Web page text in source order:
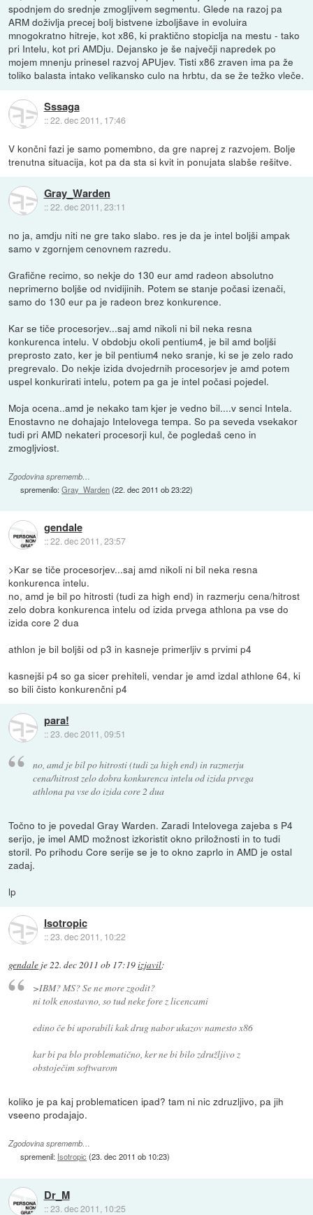
spodnjem do srednje zmogljivem segmentu. Glede na razoj pa
ARM doživlja precej bolj bistvene izboljšave in evoluira
mnogokratno hitreje, kot x86, ki praktično stopiclja na mestu - tako
pri Intelu, kot pri AMDju. Dejansko je še največji napredek po
mojem mnenju prinesel razvoj APUjev. Tisti x86 zraven ima pa že
toliko balasta intako velikansko culo na hrbtu, da se že težko vleče.
Sssaga
::22. dec 2011, 17:46
V končni fazi je samo pomembno, da gre naprej z razvojem. Bolje
trenutna situacija, kot pa da sta si kvit in ponujata slabše rešitve.
Gray_Warden
::22. dec 2011, 23:11
no ja, amdju niti ne gre tako slabo. res je da je intel boljši ampak
samo v zgornjem cenovnem razredu.
Grafične recimo, so nekje do 130 eur amd radeon absolutno
neprimerno boljše od nvidijinih. Potem se stanje počasi izenači,
samo do 130 eur pa je radeon brez konkurence.
Kar se tiče procesorjev...saj amd nikoli ni bil neka resna
konkurenca intelu. V obdobju okoli pentium4, je bil amd boljši
preprosto zato, ker je bil pentium4 neko sranje, ki se je zelo rado
pregrevalo. Do nekje izida dvojedrnih procesorjev je amd potem
uspel konkurirati intelu, potem pa ga je intel počasi pojedel.
Moja ocena..amd je nekako tam kjer je vedno bil....v senci Intela.
Enostavno ne dohajajo Intelovega tempa. So pa seveda vsekakor
tudi pri AMD nekateri procesorji kul, če pogledaš ceno in
zmogljviost.
Zgodovina sprememb…
spremenilo:Gray_Warden(22. dec 2011 ob 23:22)
gendale
::22. dec 2011, 23:57
>Kar se tiče procesorjev...saj amd nikoli ni bil neka resna
konkurenca intelu.
no, amd je bil po hitrosti (tudi za high end) in razmerju cena/hitrost
zelo dobra konkurenca intelu od izida prvega athlona pa vse do
izida core 2 dua
athlon je bil boljši od p3 in kasneje primerljiv s prvimi p4
kasnejši p4 so ga sicer prehiteli, vendar je amd izdal athlone 64, ki
so bili čisto konkurenčni p4
para!
::23. dec 2011, 09:51
no, amd je bil po hitrosti (tudi za high end) in razmerju
cena/hitrost zelo dobra konkurenca intelu od izida prvega
athlona pa vse do izida core 2 dua
Točno to je povedal Gray Warden. Zaradi Intelovega zajeba s P4
serijo, je imel AMD možnost izkoristit okno priložnosti in to tudi
storil. Po prihodu Core serije se je to okno zaprlo in AMD je ostal
zadaj.
lp
Isotropic
::23. dec 2011, 10:22
gendale je22. dec 2011 ob 17:19izjavil:
>IBM? MS? Se ne more zgodit?
ni tolk enostavno, so tud neke fore z licencami
edino če bi uporabili kak drug nabor ukazov namesto x86
kar bi pa blo problematično, ker ne bi bilo združljivo z
obstoječim softwarom
koliko je pa kaj problematicen ipad? tam ni nic zdruzljivo, pa jih
vseeno prodajajo.
Zgodovina sprememb…
spremenil: Isotropic (23. dec 2011 ob 10:23)
Dr_M
::23. dec 2011, 10:25